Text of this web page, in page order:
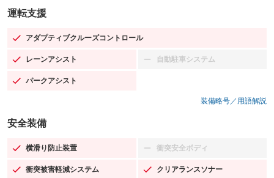
運転支援
アダプティブクルーズコントロール
：装備あり
レーンアシスト
：装備あり 自動駐車システム
：装備なし
パークアシスト
：装備あり
装備略号／用語解説
安全装備
横滑り防止装置
：装備あり 衝突安全ボディ
：装備なし
衝突被害軽減システム
：装備あり クリアランスソナー
：装備あり